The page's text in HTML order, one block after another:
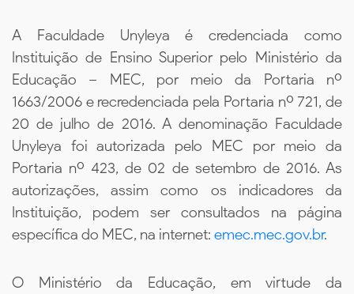
A Faculdade Unyleya é credenciada como
Instituição de Ensino Superior pelo Ministério da
Educação – MEC, por meio da Portaria nº
1663/2006 e recredenciada pela Portaria nº 721, de
20 de julho de 2016. A denominação Faculdade
Unyleya foi autorizada pelo MEC por meio da
Portaria nº 423, de 02 de setembro de 2016. As
autorizações, assim como os indicadores da
Instituição, podem ser consultados na página
específica do MEC, na internet: emec.mec.gov.br.
O Ministério da Educação, em virtude da